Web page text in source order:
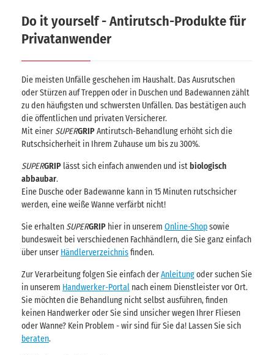
Do it yourself - Antirutsch-Produkte für
Privatanwender
Die meisten Unfälle geschehen im Haushalt. Das Ausrutschen
oder Stürzen auf Treppen oder in Duschen und Badewannen zählt
zu den häufigsten und schwersten Unfällen. Das bestätigen auch
die öffentlichen und privaten Versicherer.
Mit einer SUPERGRIPAntirutsch-Behandlung erhöht sich die
Rutschsicherheit in Ihrem Zuhause um bis zu 300%.
SUPERGRIP lässt sich einfach anwenden und istbiologisch
abbaubar.
Eine Dusche oder Badewanne kann in 15 Minuten rutschsicher
werden, eine weiße Wanne verfärbt nicht!
Sie erhalten SUPERGRIP hier in unserem Online-Shopsowie
bundesweit bei verschiedenen Fachhändlern, die Sie ganz einfach
über unser Händlerverzeichnisfinden.
Zur Verarbeitung folgen Sie einfach derAnleitungoder suchen Sie
in unserem Handwerker-Portal nach einem Dienstleister vor Ort.
Sie möchten die Behandlung nicht selbst ausführen, finden
keinen Handwerker oder Sie sind unsicher wegen Ihrer Fliesen
oder Wanne? Kein Problem - wir sind für Sie da! Lassen Sie sich
beraten.